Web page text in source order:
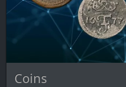
Coins